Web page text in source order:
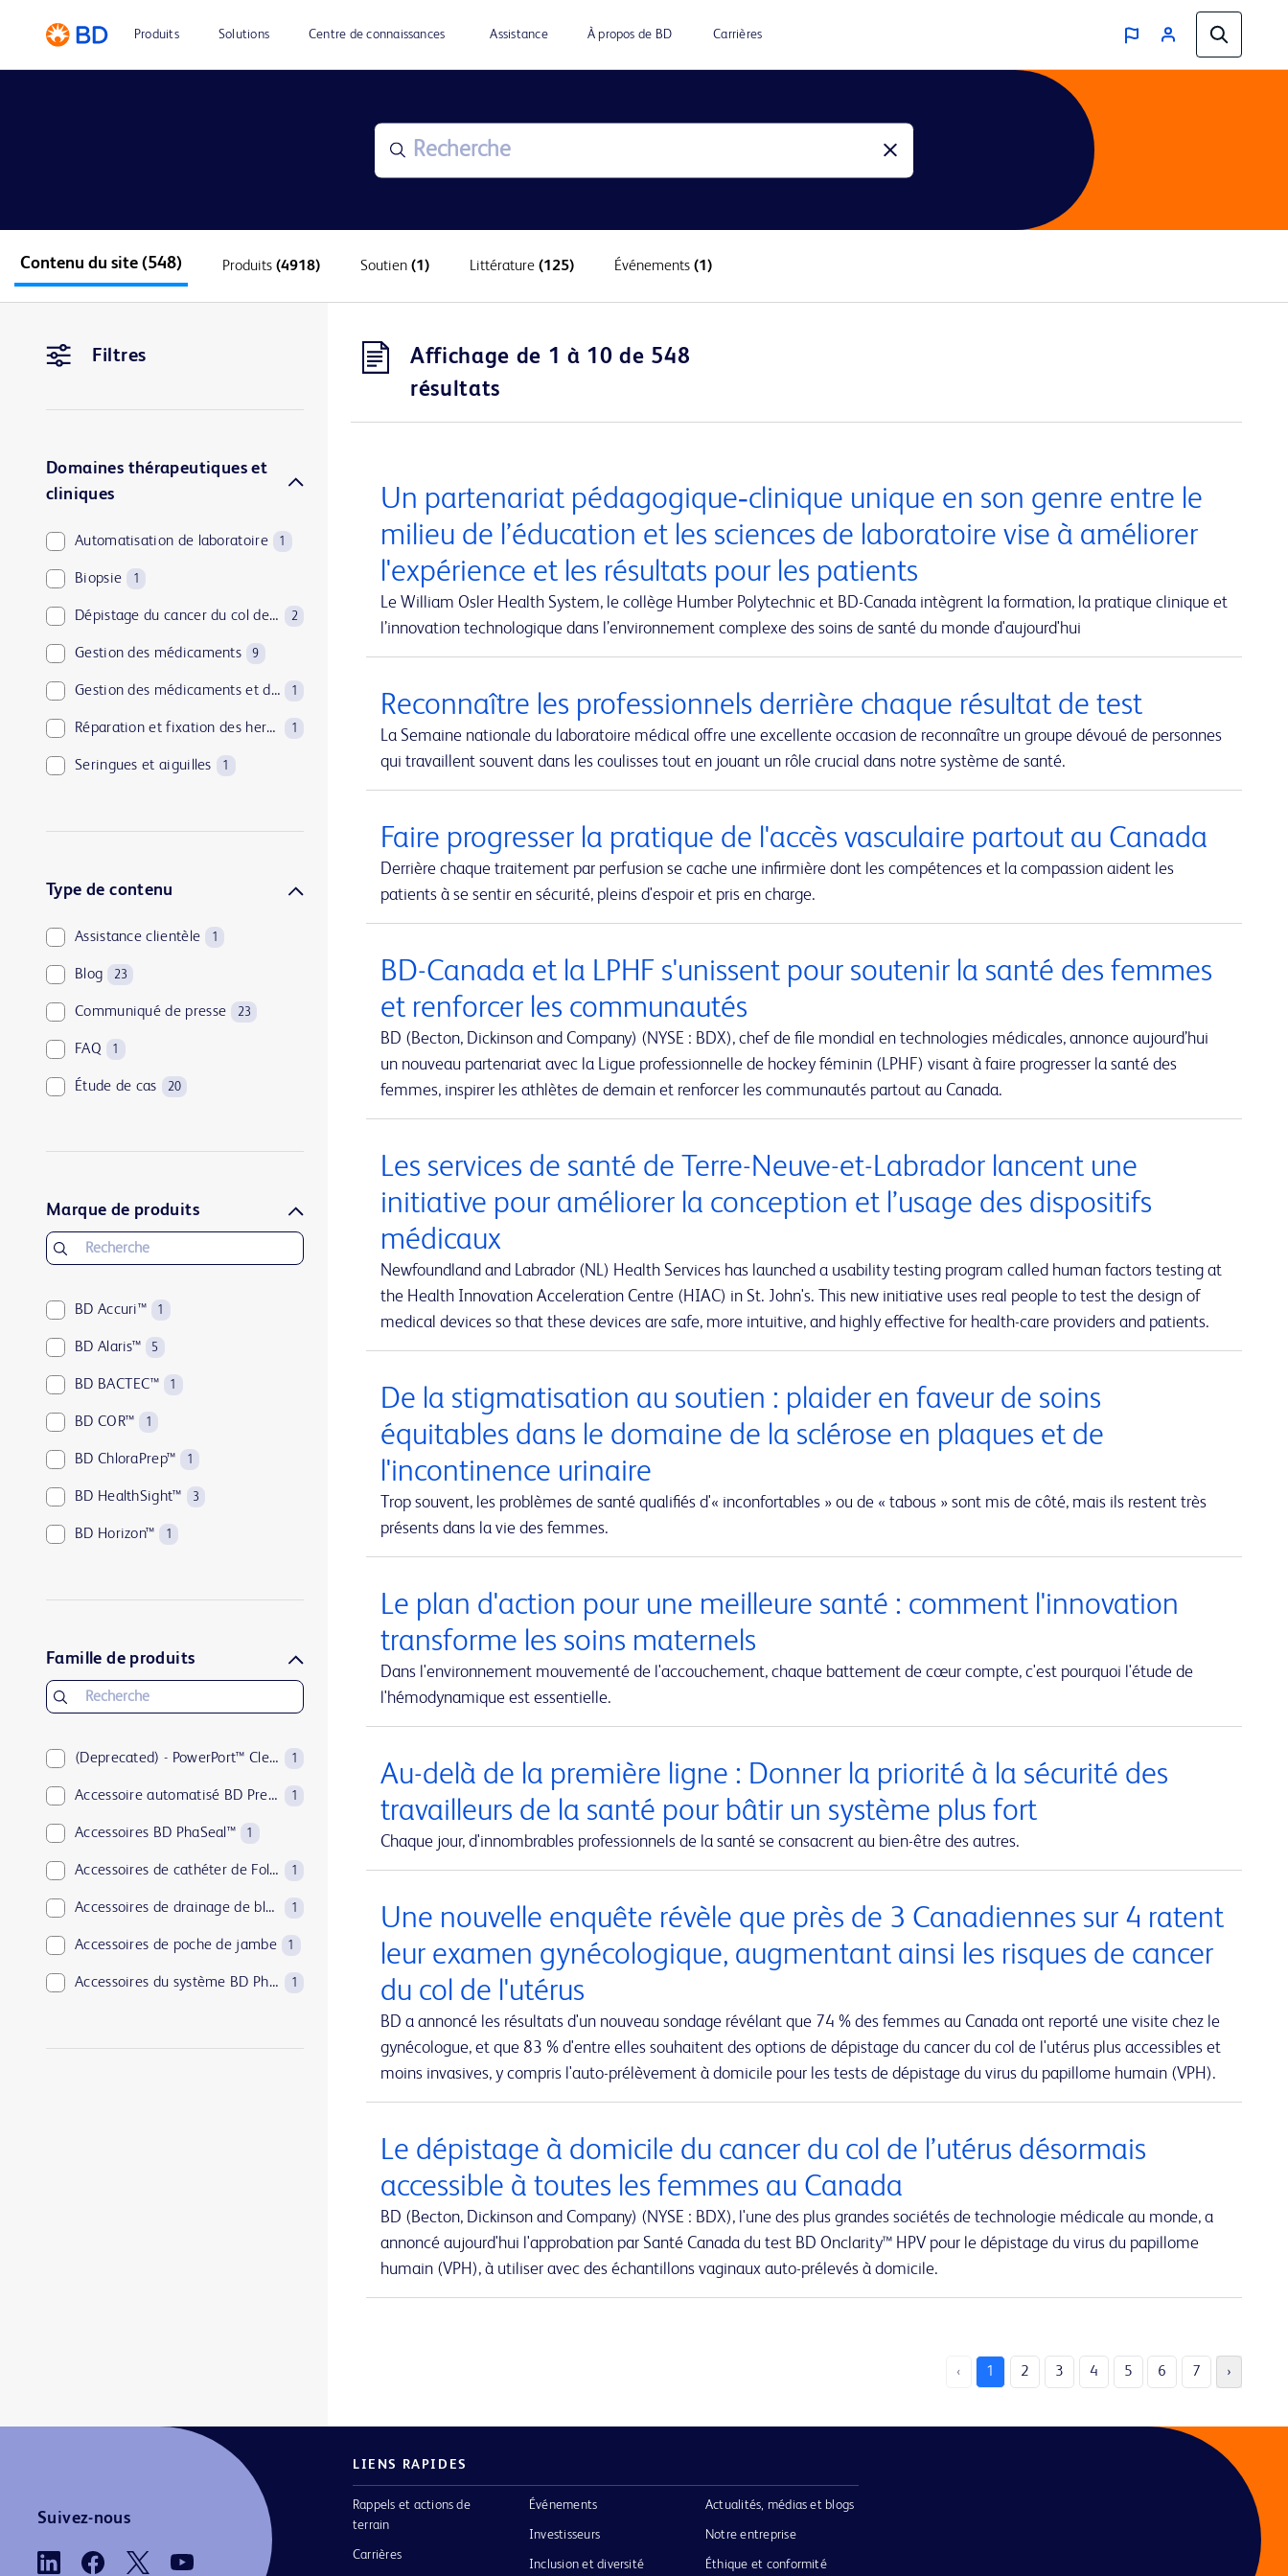
Produits Solutions Centre de connaissances Assistance À propos de BD Carrières
Contenu du site (548) Produits (4918) Soutien (1) Littérature (125) Événements (1)
Filtres
Domaines thérapeutiques et
cliniques
Automatisation de laboratoire 1
Biopsie 1
Dépistage du cancer du col de l’utérus 2
Gestion des médicaments 9
Gestion des médicaments et de l’approvisionnement 1
Réparation et fixation des hernies 1
Seringues et aiguilles 1
Type de contenu
Assistance clientèle 1
Blog 23
Communiqué de presse 23
FAQ 1
Étude de cas 20
Marque de produits
BD Accuri™ 1
BD Alaris™ 5
BD BACTEC™ 1
BD COR™ 1
BD ChloraPrep™ 1
BD HealthSight™ 3
BD Horizon™ 1
BD Parata™ 1
BD Pyxis™ 18
BD Rowa™ 1
BD SurePath™ 1
BD Synapsys™ 1
BD Vacutainer® 1
BD Viper™ 1
EnCor™ 1
Famille de produits
(Deprecated) - PowerPort™ ClearVUE™ Slim Implantable Port 1
Accessoire automatisé BD PrepMate™ 1
Accessoires BD PhaSeal™ 1
Accessoires de cathéter de Foley 1
Accessoires de drainage de blessure 1
Accessoires de poche de jambe 1
Accessoires du système BD Phoenix™ 1
Aiguilles Jamshidi™ à poignée en T
Aiguilles d’aspiration de moelle osseuse sternale iliaque Illinois
Aiguilles d’aspiration et biopsie de moelle osseuse Jamshidi™ originales
Affichage de 1 à 10 de 548
résultats
Un partenariat pédagogique‑clinique unique en son genre entre le
milieu de l’éducation et les sciences de laboratoire vise à améliorer
l'expérience et les résultats pour les patients
Le William Osler Health System, le collège Humber Polytechnic et BD-Canada intègrent la formation, la pratique clinique et
l’innovation technologique dans l’environnement complexe des soins de santé du monde d'aujourd'hui
Reconnaître les professionnels derrière chaque résultat de test
La Semaine nationale du laboratoire médical offre une excellente occasion de reconnaître un groupe dévoué de personnes
qui travaillent souvent dans les coulisses tout en jouant un rôle crucial dans notre système de santé.
Faire progresser la pratique de l'accès vasculaire partout au Canada
Derrière chaque traitement par perfusion se cache une infirmière dont les compétences et la compassion aident les
patients à se sentir en sécurité, pleins d'espoir et pris en charge.
BD-Canada et la LPHF s'unissent pour soutenir la santé des femmes
et renforcer les communautés
BD (Becton, Dickinson and Company) (NYSE : BDX), chef de file mondial en technologies médicales, annonce aujourd’hui
un nouveau partenariat avec la Ligue professionnelle de hockey féminin (LPHF) visant à faire progresser la santé des
femmes, inspirer les athlètes de demain et renforcer les communautés partout au Canada.
Les services de santé de Terre-Neuve-et-Labrador lancent une
initiative pour améliorer la conception et l’usage des dispositifs
médicaux
Newfoundland and Labrador (NL) Health Services has launched a usability testing program called human factors testing at
the Health Innovation Acceleration Centre (HIAC) in St. John's. This new initiative uses real people to test the design of
medical devices so that these devices are safe, more intuitive, and highly effective for health-care providers and patients.
De la stigmatisation au soutien : plaider en faveur de soins
équitables dans le domaine de la sclérose en plaques et de
l'incontinence urinaire
Trop souvent, les problèmes de santé qualifiés d'« inconfortables » ou de « tabous » sont mis de côté, mais ils restent très
présents dans la vie des femmes.
Le plan d'action pour une meilleure santé : comment l'innovation
transforme les soins maternels
Dans l'environnement mouvementé de l'accouchement, chaque battement de cœur compte, c'est pourquoi l'étude de
l'hémodynamique est essentielle.
Au-delà de la première ligne : Donner la priorité à la sécurité des
travailleurs de la santé pour bâtir un système plus fort
Chaque jour, d'innombrables professionnels de la santé se consacrent au bien-être des autres.
Une nouvelle enquête révèle que près de 3 Canadiennes sur 4 ratent
leur examen gynécologique, augmentant ainsi les risques de cancer
du col de l'utérus
BD a annoncé les résultats d'un nouveau sondage révélant que 74 % des femmes au Canada ont reporté une visite chez le
gynécologue, et que 83 % d'entre elles souhaitent des options de dépistage du cancer du col de l'utérus plus accessibles et
moins invasives, y compris l'auto-prélèvement à domicile pour les tests de dépistage du virus du papillome humain (VPH).
Le dépistage à domicile du cancer du col de l’utérus désormais
accessible à toutes les femmes au Canada
BD (Becton, Dickinson and Company) (NYSE : BDX), l'une des plus grandes sociétés de technologie médicale au monde, a
annoncé aujourd'hui l'approbation par Santé Canada du test BD Onclarity™ HPV pour le dépistage du virus du papillome
humain (VPH), à utiliser avec des échantillons vaginaux auto-prélevés à domicile.
‹ 1 2 3 4 5 6 7 ›
Suivez-nous
LIENS RAPIDES
Rappels et actions de
terrain
Carrières
Événements
Investisseurs
Inclusion et diversité
Actualités, médias et blogs
Notre entreprise
Éthique et conformité